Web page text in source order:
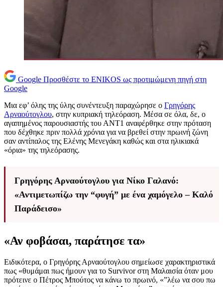
Google Προσθέστε το ENIKOS ως προτιμώμενη πηγή στη
Google
Μια εφ’ όλης της ύλης συνέντευξη παραχώρησε ο Γρηγόρης
Αρναούτογλου, στην κυπριακή τηλεόραση. Μέσα σε όλα, δε, ο
αγαπημένος παρουσιαστής του ΑΝΤ1 αναφέρθηκε στην πρόταση
που δέχθηκε πριν πολλά χρόνια για να βρεθεί στην πρωινή ζώνη
σαν αντίπαλος της Ελένης Μενεγάκη καθώς και στα ηλικιακά
«όρια» της τηλεόρασης.
Γρηγόρης Αρναούτογλου για Νίκο Γαλανό:
«Αντιμετωπίζω την “φυγή” με ένα χαμόγελο – Καλό
Παράδεισο»
«Αν φοβάσαι, παράτησε τα»
Ειδικότερα, ο Γρηγόρης Αρναούτογλου σημείωσε χαρακτηριστικά
πως «θυμάμαι πως ήμουν για το Survivor στη Μαλαισία όταν μου
πρότεινε ο Πέτρος Μπούτος να κάνω το πρωινό, «”λέω να σου πω